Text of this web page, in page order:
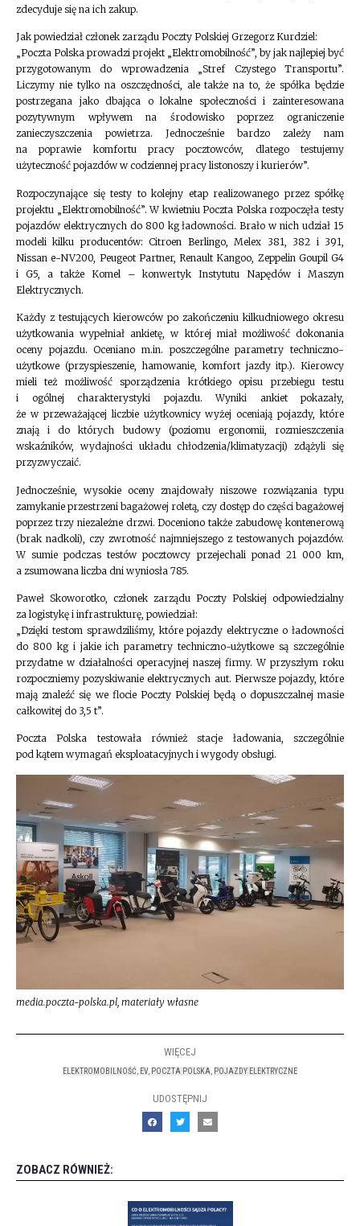
zdecyduje się na ich zakup.
Jak powiedział członek zarządu Poczty Polskiej Grzegorz Kurdziel:
„Poczta Polska prowadzi projekt „Elektromobilność”, by jak najlepiej być
przygotowanym do wprowadzenia „Stref Czystego Transportu”.
Liczymy nie tylko na oszczędności, ale także na to, że spółka będzie
postrzegana jako dbająca o lokalne społeczności i zainteresowana
pozytywnym wpływem na środowisko poprzez ograniczenie
zanieczyszczenia powietrza. Jednocześnie bardzo zależy nam
na poprawie komfortu pracy pocztowców, dlatego testujemy
użyteczność pojazdów w codziennej pracy listonoszy i kurierów”.
Rozpoczynające się testy to kolejny etap realizowanego przez spółkę
projektu „Elektromobilność”. W kwietniu Poczta Polska rozpoczęła testy
pojazdów elektrycznych do 800 kg ładowności. Brało w nich udział 15
modeli kilku producentów: Citroen Berlingo, Melex 381, 382 i 391,
Nissan e-NV200, Peugeot Partner, Renault Kangoo, Zeppelin Goupil G4
i G5, a także Komel – konwertyk Instytutu Napędów i Maszyn
Elektrycznych.
Każdy z testujących kierowców po zakończeniu kilkudniowego okresu
użytkowania wypełniał ankietę, w której miał możliwość dokonania
oceny pojazdu. Oceniano m.in. poszczególne parametry techniczno-
użytkowe (przyspieszenie, hamowanie, komfort jazdy itp.). Kierowcy
mieli też możliwość sporządzenia krótkiego opisu przebiegu testu
i ogólnej charakterystyki pojazdu. Wyniki ankiet pokazały,
że w przeważającej liczbie użytkownicy wyżej oceniają pojazdy, które
znają i do których budowy (poziomu ergonomii, rozmieszczenia
wskaźników, wydajności układu chłodzenia/klimatyzacji) zdążyli się
przyzwyczaić.
Jednocześnie, wysokie oceny znajdowały niszowe rozwiązania typu
zamykanie przestrzeni bagażowej roletą, czy dostęp do części bagażowej
poprzez trzy niezależne drzwi. Doceniono także zabudowę kontenerową
(brak nadkoli), czy zwrotność najmniejszego z testowanych pojazdów.
W sumie podczas testów pocztowcy przejechali ponad 21 000 km,
a zsumowana liczba dni wyniosła 785.
Paweł Skoworotko, członek zarządu Poczty Polskiej odpowiedzialny
za logistykę i infrastrukturę, powiedział:
„Dzięki testom sprawdziliśmy, które pojazdy elektryczne o ładowności
do 800 kg i jakie ich parametry techniczno-użytkowe są szczególnie
przydatne w działalności operacyjnej naszej firmy. W przyszłym roku
rozpoczniemy pozyskiwanie elektrycznych aut. Pierwsze pojazdy, które
mają znaleźć się we flocie Poczty Polskiej będą o dopuszczalnej masie
całkowitej do 3,5 t”.
Poczta Polska testowała również stacje ładowania, szczególnie
pod kątem wymagań eksploatacyjnych i wygody obsługi.
media.poczta-polska.pl, materiały własne
WIĘCEJ
ELEKTROMOBILNOŚĆ, EV, POCZTA POLSKA, POJAZDY ELEKTRYCZNE
UDOSTĘPNIJ
ZOBACZ RÓWNIEŻ: